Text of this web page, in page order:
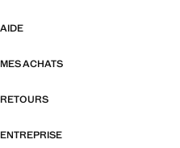
AIDE
MES ACHATS
RETOURS
ENTREPRISE